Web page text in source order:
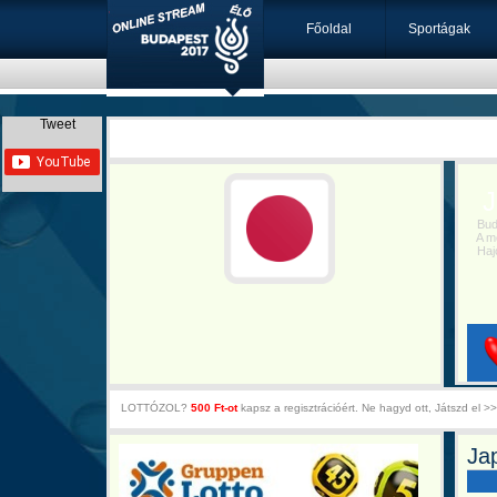
Főoldal Sportágak
A
LOTTÓZOL? 500 Ft-otkapsz a regisztrációért. Ne hagyd ott, Játszd el >>
Tweet